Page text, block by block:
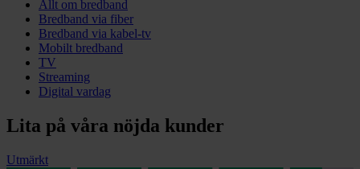
Allt om bredband
Bredband via fiber
Bredband via kabel-tv
Mobilt bredband
TV
Streaming
Digital vardag
Lita på våra nöjda kunder
Utmärkt